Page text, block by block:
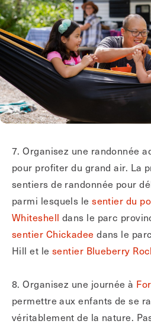
7. Organisez une randonnée
pour profiter du grand air. La
sentiers de randonnée pour
parmi lesquels lesentier du
Whiteshell dans le parc
sentier Chickadee dans le
Hill et le sentier Blueberry
8. Organisez une journée à
permettre aux enfants de se
véritablement de la nature.